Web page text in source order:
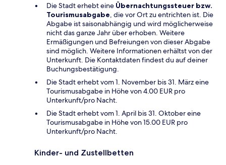
Die Stadt erhebt eine Übernachtungssteuer bzw.
Tourismusabgabe, die vor Ort zu entrichten ist. Die
Abgabe ist saisonabhängig und wird möglicherweise
nicht das ganze Jahr über erhoben. Weitere
Ermäßigungen und Befreiungen von dieser Abgabe
sind möglich. Weitere Informationen erhältst von der
Unterkunft. Die Kontaktdaten findest du auf deiner
Buchungsbestätigung.
Die Stadt erhebt vom 1. November bis 31. März eine
Tourismusabgabe in Höhe von 4.00 EUR pro
Unterkunft/pro Nacht.
Die Stadt erhebt vom 1. April bis 31. Oktober eine
Tourismusabgabe in Höhe von 15.00 EUR pro
Unterkunft/pro Nacht.
Kinder- und Zustellbetten